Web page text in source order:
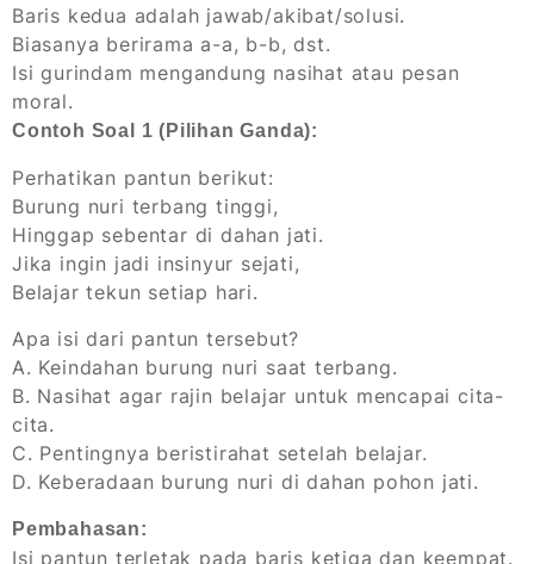
Baris kedua adalah jawab/akibat/solusi.
Biasanya berirama a-a, b-b, dst.
Isi gurindam mengandung nasihat atau pesan
moral.
Contoh Soal 1 (Pilihan Ganda):
Perhatikan pantun berikut:
Burung nuri terbang tinggi,
Hinggap sebentar di dahan jati.
Jika ingin jadi insinyur sejati,
Belajar tekun setiap hari.
Apa isi dari pantun tersebut?
A. Keindahan burung nuri saat terbang.
B. Nasihat agar rajin belajar untuk mencapai cita-
cita.
C. Pentingnya beristirahat setelah belajar.
D. Keberadaan burung nuri di dahan pohon jati.
Pembahasan:
Isi pantun terletak pada baris ketiga dan keempat.